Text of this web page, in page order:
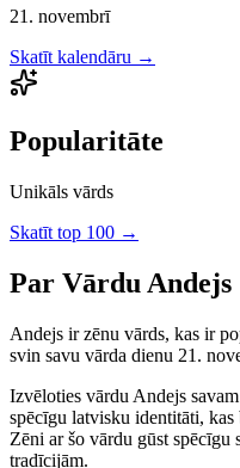
21. novembrī
Skatīt kalendāru →
Popularitāte
Unikāls vārds
Skatīt top 100 →
Par Vārdu Andejs
Andejs irzēnu vārds, kas ir
svin savu vārda dienu 21.
Izvēloties vārdu Andejs
spēcīgu latvisku identitāti,
Zēni ar šo vārdu gūst
tradīcijām.